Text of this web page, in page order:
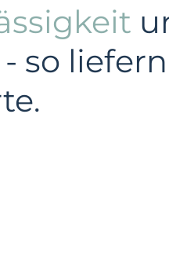
so